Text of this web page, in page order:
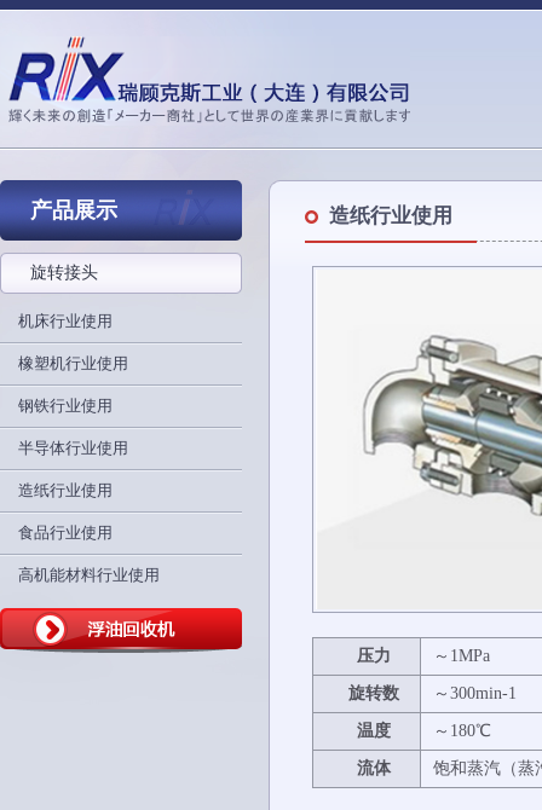
产品展示
旋转接头
机床行业使用
橡塑机行业使用
钢铁行业使用
半导体行业使用
造纸行业使用
食品行业使用
高机能材料行业使用
造纸行业使用
压力 ～1MPa
旋转数 ～300min-1
温度 ～180℃
流体 饱和蒸汽（蒸